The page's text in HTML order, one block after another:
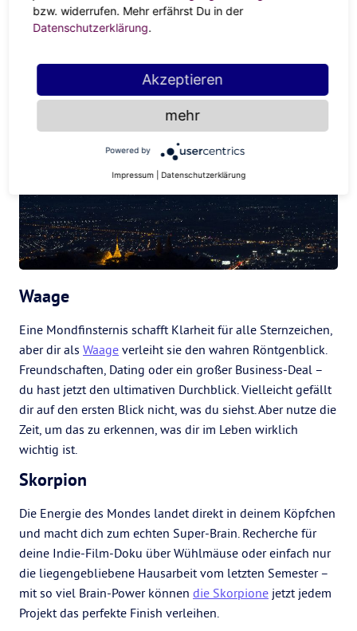
Uni, in fremde Länder oder einfach etwas öfter ins
Fitnessstudio. Dem Sog der partiellen Mondfinsternis
Waage
Eine Mondfinsternis schafft Klarheit für alle Sternzeichen,
aber dir als Waage verleiht sie den wahren Röntgenblick.
Freundschaften, Dating oder ein großer Business-Deal –
du hast jetzt den ultimativen Durchblick. Vielleicht gefällt
dir auf den ersten Blick nicht, was du siehst. Aber nutze die
Zeit, um das zu erkennen, was dir im Leben wirklich
wichtig ist.
Skorpion
Die Energie des Mondes landet direkt in deinem Köpfchen
und macht dich zum echten Super-Brain. Recherche für
deine Indie-Film-Doku über Wühlmäuse oder einfach nur
die liegengebliebene Hausarbeit vom letzten Semester –
mit so viel Brain-Power können die Skorpione jetzt jedem
Projekt das perfekte Finish verleihen.
bzw. widerrufen. Mehr erfährst Du in der
Datenschutzerklärung.
Akzeptieren
mehr
Powered by
Impressum Datenschutzerklärung